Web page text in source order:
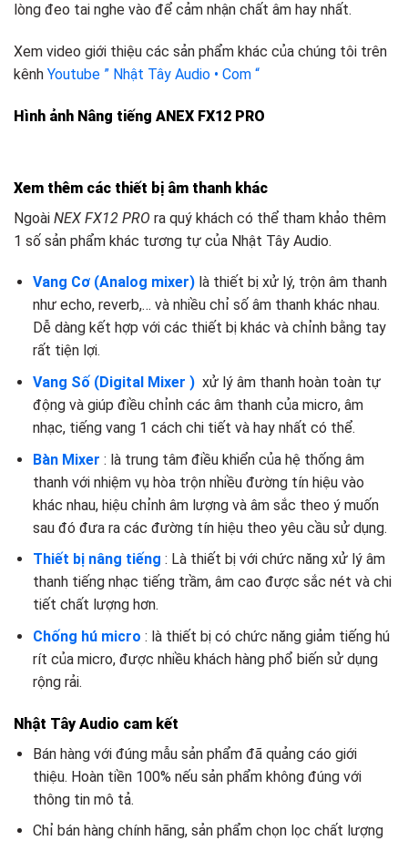
lòng đeo tai nghe vào để cảm nhận chất âm hay nhất.
Xem video giới thiệu các sản phẩm khác của chúng tôi trên
kênh Youtube ” Nhật Tây Audio • Com “
Hình ảnh Nâng tiếng ANEX FX12 PRO
Xem thêm các thiết bị âm thanh khác
Ngoài NEX FX12 PRO ra quý khách có thể tham khảo thêm
1 số sản phẩm khác tương tự của Nhật Tây Audio.
Vang Cơ (Analog mixer)là thiết bị xử lý, trộn âm thanh
như echo, reverb,… và nhiều chỉ số âm thanh khác nhau.
Dễ dàng kết hợp với các thiết bị khác và chỉnh bằng tay
rất tiện lợi.
Vang Số (Digital Mixer ) xử lý âm thanh hoàn toàn tự
động và giúp điều chỉnh các âm thanh của micro, âm
nhạc, tiếng vang 1 cách chi tiết và hay nhất có thể.
Bàn Mixer : là trung tâm điều khiển của hệ thống âm
thanh với nhiệm vụ hòa trộn nhiều đường tín hiệu vào
khác nhau, hiệu chỉnh âm lượng và âm sắc theo ý muốn
sau đó đưa ra các đường tín hiệu theo yêu cầu sử dụng.
Thiết bị nâng tiếng : Là thiết bị với chức năng xử lý âm
thanh tiếng nhạc tiếng trầm, âm cao được sắc nét và chi
tiết chất lượng hơn.
Chống hú micro : là thiết bị có chức năng giảm tiếng hú
rít của micro, được nhiều khách hàng phổ biến sử dụng
rộng rải.
Nhật Tây Audio cam kết
Bán hàng với đúng mẫu sản phẩm đã quảng cáo giới
thiệu. Hoàn tiền 100% nếu sản phẩm không đúng với
thông tin mô tả.
Chỉ bán hàng chính hãng, sản phẩm chọn lọc chất lượng